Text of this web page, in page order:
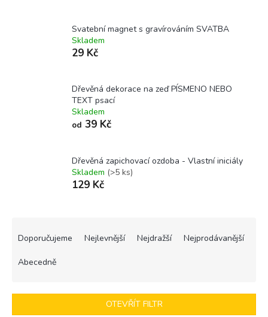
Svatební magnet s gravírováním SVATBA
Skladem
29 Kč
Dřevěná dekorace na zeď PÍSMENO NEBO
TEXT psací
Skladem
od 39 Kč
Dřevěná zapichovací ozdoba - Vlastní iniciály
Skladem (>5 ks)
129 Kč
Doporučujeme Nejlevnější Nejdražší Nejprodávanější
Abecedně
OTEVŘÍT FILTR